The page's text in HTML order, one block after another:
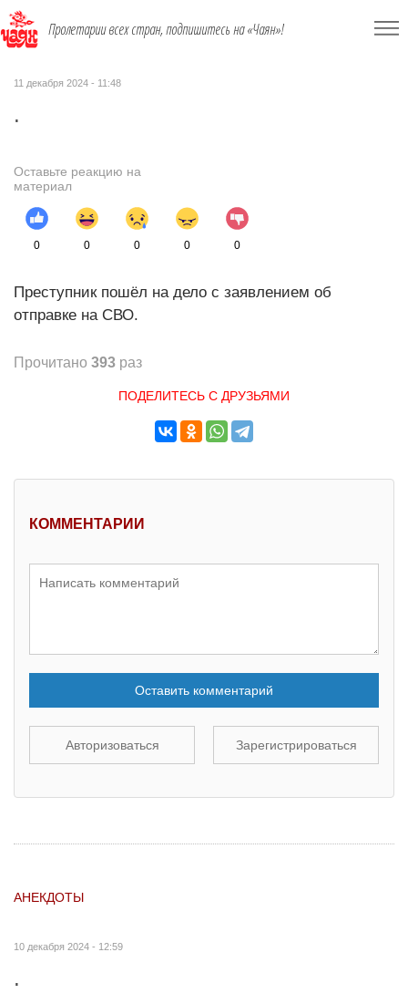
Пролетарии всех стран, подпишитесь на «Чаян»!
11 декабря 2024 - 11:48
.
Оставьте реакцию на
материал
0 0 0 0 0
Преступник пошёл на дело с заявлением об
отправке на СВО.
Прочитано 393 раз
ПОДЕЛИТЕСЬ С ДРУЗЬЯМИ
КОММЕНТАРИИ
Оставить комментарий
Авторизоваться Зарегистрироваться
АНЕКДОТЫ
10 декабря 2024 - 12:59
.